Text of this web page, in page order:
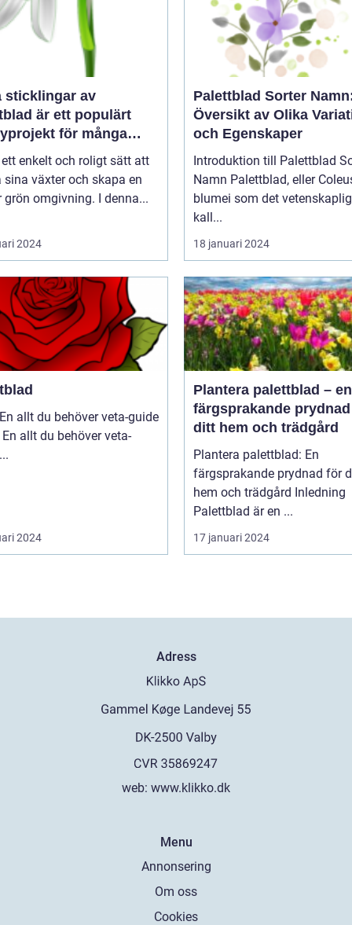
sticklingar av
är ett populärt
för många
enkelt och roligt sätt att
sina växter och skapa en
grön omgivning. I denna...
2024
Palettblad Sorter
Översikt av Olika
och Egenskaper
Introduktion till Palettblad
Namn Palettblad, eller Coleus
blumei som det
kall...
18 januari 2024
allt du behöver veta-guide
allt du behöver veta-
guide ...
2024
Plantera palettblad – en
färgsprakande
ditt hem och trädgård
Plantera palettblad: En
färgsprakande prydnad för
hem och trädgård Inledning
Palettblad är en ...
17 januari 2024
Adress
web: www.klikko.dk
Menu
Annonsering
Om oss
Cookies